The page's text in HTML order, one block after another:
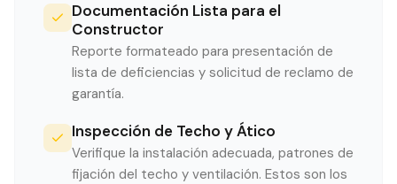
Documentación Lista para el
Constructor
Reporte formateado para presentación de
lista de deficiencias y solicitud de reclamo de
garantía.
Inspección de Techo y Ático
Verifique la instalación adecuada, patrones de
fijación del techo y ventilación. Estos son los